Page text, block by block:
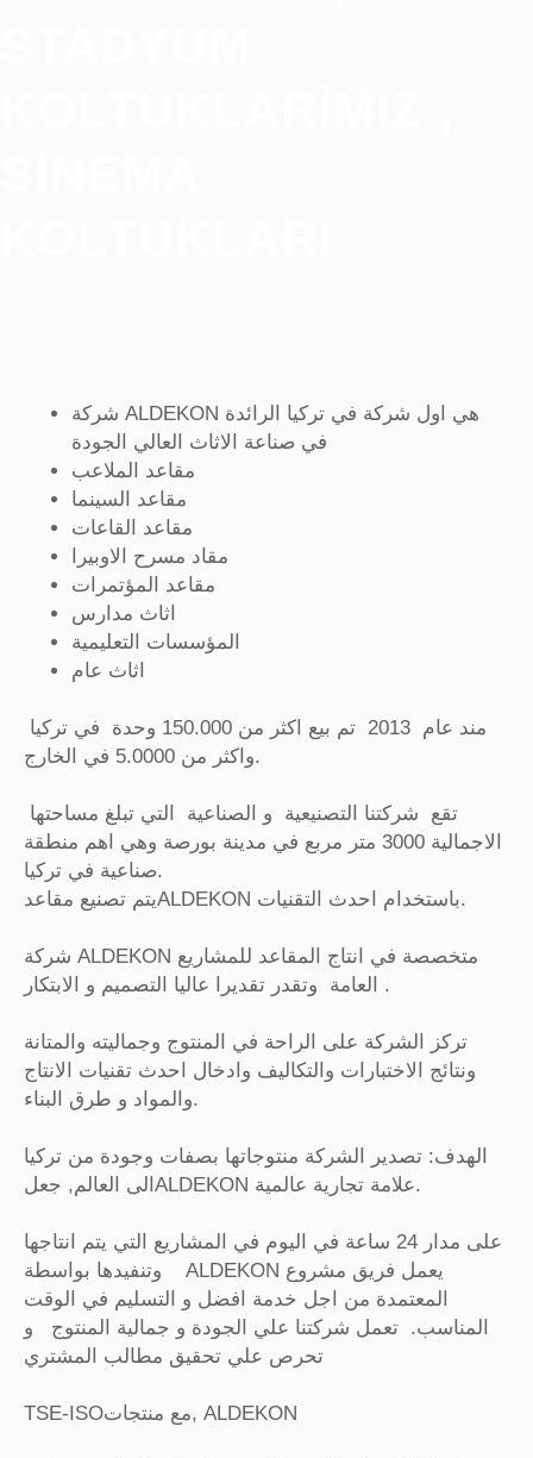
شركة ALDEKON هي اول شركة في تركيا الرائدة
في صناعة الاثاث العالي الجودة
مقاعد الملاعب
مقاعد السينما
مقاعد القاعات
مقاد مسرح الاوبيرا
مقاعد المؤتمرات
اثاث مدارس
المؤسسات التعليمية
اثاث عام
مند عام 2013 تم بيع اكثر من 150.000 وحدة في تركيا
واكثر من 5.0000 في الخارج.
تقع شركتنا التصنيعية و الصناعية التي تبلغ مساحتها
الاجمالية 3000 متر مربع في مدينة بورصة وهي اهم منطقة
صناعية في تركيا.
يتم تصنيع مقاعدALDEKON باستخدام احدث التقنيات.
شركة ALDEKON متخصصة في انتاج المقاعد للمشاريع
العامة وتقدر تقديرا عاليا التصميم و الابتكار .
تركز الشركة على الراحة في المنتوج وجماليته والمتانة
ونتائج الاختبارات والتكاليف وادخال احدث تقنيات الانتاج
والمواد و طرق البناء.
الهدف: تصدير الشركة منتوجاتها بصفات وجودة من تركيا
الى العالم, جعلALDEKON علامة تجارية عالمية.
على مدار 24 ساعة في اليوم في المشاريع التي يتم انتاجها
وتنفيدها بواسطة ALDEKON يعمل فريق مشروع
المعتمدة من اجل خدمة افضل و التسليم في الوقت
المناسب. تعمل شركتنا علي الجودة و جمالية المنتوج و
تحرص علي تحقيق مطالب المشتري
TSE-ISOمع منتجات, ALDEKON